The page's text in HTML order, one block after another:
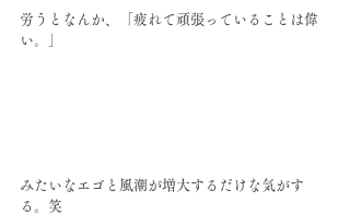
労うとなんか、「疲れて頑張っていることは偉
い。」
みたいなエゴと風潮が増大するだけな気がす
る。笑